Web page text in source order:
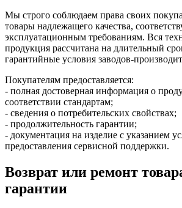
Мы строго соблюдаем права своих
товары надлежащего качества,
эксплуатационным требованиям. Вся
продукция рассчитана на длительный
гарантийные условия заводов-
Покупателям предоставляется:
- полная достоверная информация о
соответствии стандартам;
- сведения о потребительских свойствах;
- продолжительность гарантии;
- документация на изделие с указанием
предоставления сервисной поддержки.
Возврат или ремонт
гарантии